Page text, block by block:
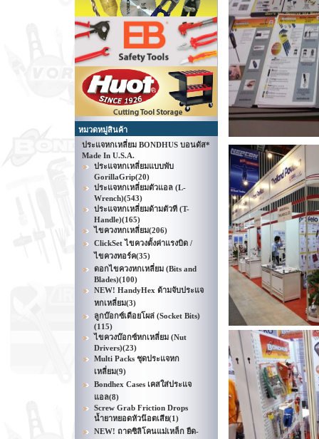
หมวดหมู่สินค้า
ประแจหกเหลี่ยม BONDHUS บอนดัส*
Made In U.S.A.
ประแจหกเหลี่ยมแบบพับ
GorillaGrip(20)
ประแจหกเหลี่ยมตัวแอล (L-
Wrench)(543)
ประแจหกเหลี่ยมด้ามตัวที (T-
Handle)(165)
ไขควงหกเหลี่ยม(206)
ClickSet ไขควงตั้งค่าแรงบิด /
ไขควงทอร์ค(35)
ดอกไขควงหกเหลี่ยม (Bits and
Blades)(100)
NEW! HandyHex ด้ามจับประแจ
หกเหลี่ยม(3)
ลูกบ๊อกซ์เดือยโผล่ (Socket Bits)
(115)
ไขควงบ๊อกซ์หกเหลี่ยม (Nut
Drivers)(23)
Multi Packs ชุดประแจหก
เหลี่ยม(9)
Bondhex Cases เคสใส่ประแจ
แอล(8)
Screw Grab Friction Drops
น้ำยาหยอดหัวน๊อตเสีย(1)
NEW! ถาดซิลิโคนแม่เหล็ก ยืด-